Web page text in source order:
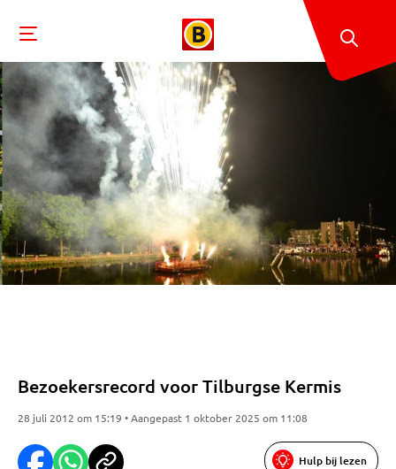
Bezoekersrecord voor Tilburgse Kermis
28 juli 2012 om 15:19 • Aangepast 1 oktober 2025 om 11:08
Hulp bij lezen